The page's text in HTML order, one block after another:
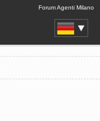
Forum Agenti Milano